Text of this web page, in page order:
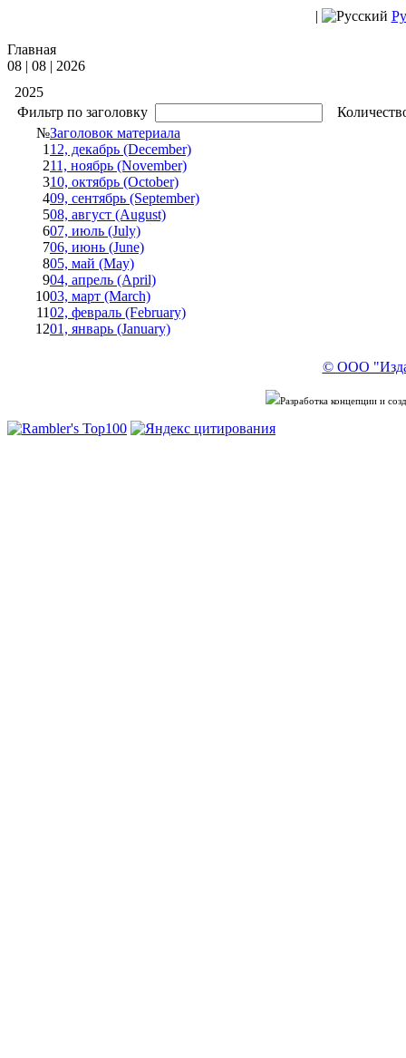
|
Главная
08 | 08 | 2026
2025
Фильтр по заголовку
№Заголовок материала
1 12, декабрь (December)
211, ноябрь (November)
310, октябрь (October)
409, сентябрь (September)
508, август (August)
607, июль (July)
706, июнь (June)
805, май (May)
904, апрель (April)
1003, март (March)
1102, февраль (February)
1201, январь (January)
© ООО
Разработка концепции и